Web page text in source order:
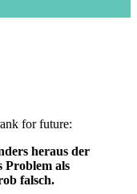
for future:
heraus der
Problem als
falsch.